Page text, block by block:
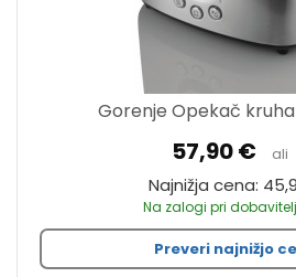
Gorenje Opekač kruha
57,90 € ali
Najnižja cena:
Na zalogi pri
Preveri najnižjo